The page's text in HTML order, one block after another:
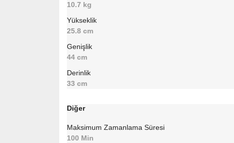
10.7 kg
Yükseklik
25.8 cm
Genişlik
44 cm
Derinlik
33 cm
Diğer
Maksimum Zamanlama Süresi
100 Min